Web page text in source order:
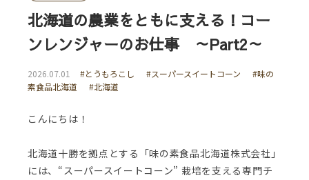
北海道の農業をともに支える！コー
ンレンジャーのお仕事 ～Part2～
2026.07.01 #とうもろこし #スーパースイートコーン
#味の
素食品北海道
#北海道
こんにちは！
北海道十勝を拠点とする「味の素食品北海道株式会社」
には、“スーパースイートコーン” 栽培を支える専門チ